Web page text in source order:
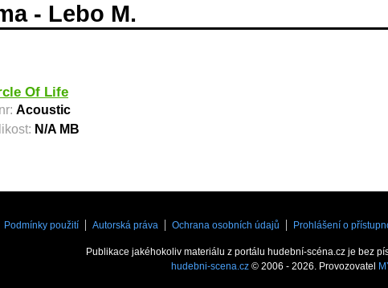
- Lebo M.
Of Life
Acoustic
N/A MB
Podmínky použití Autorská práva Ochrana osobních údajů Prohlášení o
Publikace jakéhokoliv materiálu z portálu hudební-scéna.cz je bez
hudebni-scena.cz© 2006 - 2026. Provozovatel